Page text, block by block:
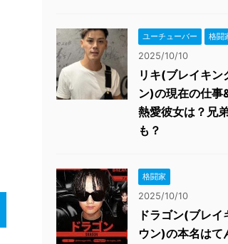
ユーチューバー 格闘
2025/10/10
リキ(ブレイキン
ン)の現在の仕事
熱愛彼女は？兄
も？
格闘家
2025/10/10
ドラゴン(ブレイ
ウン)の本名はて